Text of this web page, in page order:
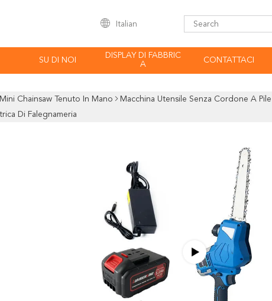
Italian
SU DI NOI
DISPLAY DI FABBRIC
A
CONTATTACI
Mini Chainsaw Tenuto In Mano
Macchina Utensile Senza Cordone A
Di Falegnameria